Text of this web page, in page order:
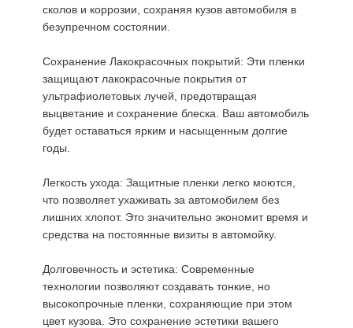
сколов и коррозии, сохраняя кузов автомобиля в
безупречном состоянии.
Сохранение Лакокрасочных покрытий: Эти пленки
защищают лакокрасочные покрытия от
ультрафиолетовых лучей, предотвращая
выцветание и сохранение блеска. Ваш автомобиль
будет оставаться ярким и насыщенным долгие
годы.
Легкость ухода: Защитные пленки легко моются,
что позволяет ухаживать за автомобилем без
лишних хлопот. Это значительно экономит время и
средства на постоянные визиты в автомойку.
Долговечность и эстетика: Современные
технологии позволяют создавать тонкие, но
высокопрочные пленки, сохраняющие при этом
цвет кузова. Это сохранение эстетики вашего